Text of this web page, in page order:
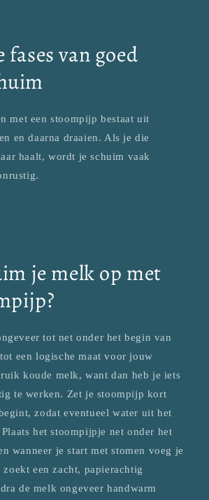
fases van goed
met een stoompijp bestaat uit
en daarna draaien. Als je die
haalt, wordt je schuim vaak
je melk op met
tot net onder het begin van
een logische maat voor jouw
koude melk, want dan heb je iets
te werken. Zet je stoompijp kort
zodat eventueel water uit het
het stoompijpje net onder het
wanneer je start met stomen voeg je
een zacht, papierachtig
de melk ongeveer handwarm